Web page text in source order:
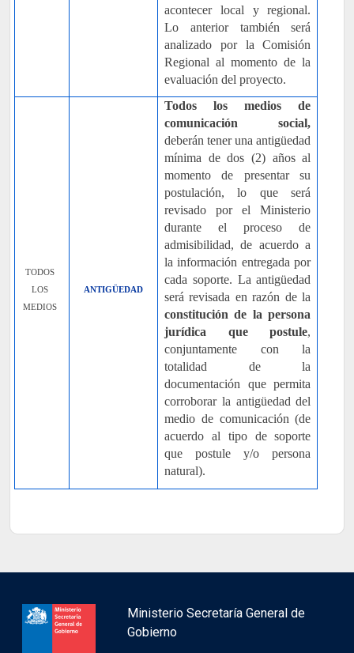
acontecer local y regional.
Lo anterior también será
analizado por la Comisión
Regional al momento de la
evaluación del proyecto.
TODOS
LOS
MEDIOS
ANTIGÜEDAD
Todos los medios de
comunicación social,
deberán tener una antigüedad
mínima de dos (2) años al
momento de presentar su
postulación, lo que será
revisado por el Ministerio
durante el proceso de
admisibilidad, de acuerdo a
la información entregada por
cada soporte. La antigüedad
será revisada en razón de la
constitución de la persona
jurídica que postule,
conjuntamente con la
totalidad de la
documentación que permita
corroborar la antigüedad del
medio de comunicación (de
acuerdo al tipo de soporte
que postule y/o persona
natural).
Ministerio Secretaría General de
Gobierno